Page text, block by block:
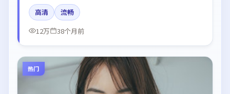
片中呈现细腻表演，影像风格统一，配乐与剪辑强化了
情绪曲线。
高清
流畅
12万
38个月前
热门